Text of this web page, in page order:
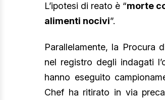
L’ipotesi di reato è “morte
alimenti nocivi”.
Parallelamente, la Procura
nel registro degli indagati
hanno eseguito
Chef ha ritirato in via